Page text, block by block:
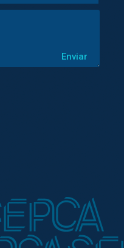
Enviar